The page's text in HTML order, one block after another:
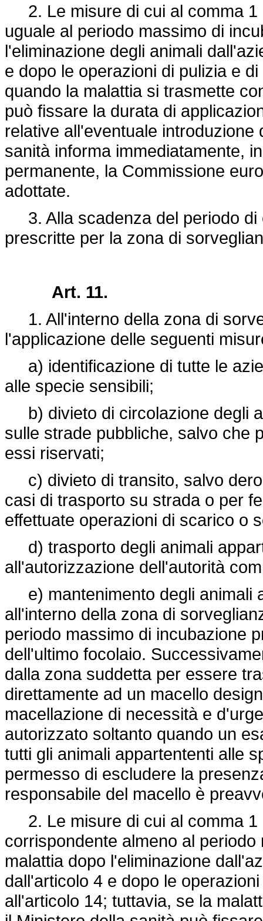
2. Le misure di cui al comma 1
uguale al periodo massimo di
l'eliminazione degli animali
e dopo le operazioni di pulizia e
quando la malattia si trasmette
può fissare la durata di
relative all'eventuale
sanità informa immediatamente,
permanente, la Commissione
adottate.
3. Alla scadenza del periodo di
prescritte per la zona di
Art. 11.
1. All'interno della zona di
l'applicazione delle seguenti
a) identificazione di tutte le
alle specie sensibili;
b) divieto di circolazione degli
sulle strade pubbliche, salvo che
essi riservati;
c) divieto di transito, salvo
casi di trasporto su strada o per
effettuate operazioni di scarico o
d) trasporto degli animali
all'autorizzazione dell'autorità
e) mantenimento degli animali
all'interno della zona di
periodo massimo di incubazione
dell'ultimo focolaio.
dalla zona suddetta per essere
direttamente ad un macello
macellazione di necessità e
autorizzato soltanto quando un
tutti gli animali appartententi alle
permesso di escludere la
responsabile del macello è
2. Le misure di cui al comma 1
corrispondente almeno al
malattia dopo l'eliminazione
dall'articolo 4 e dopo le
all'articolo 14; tuttavia, se la